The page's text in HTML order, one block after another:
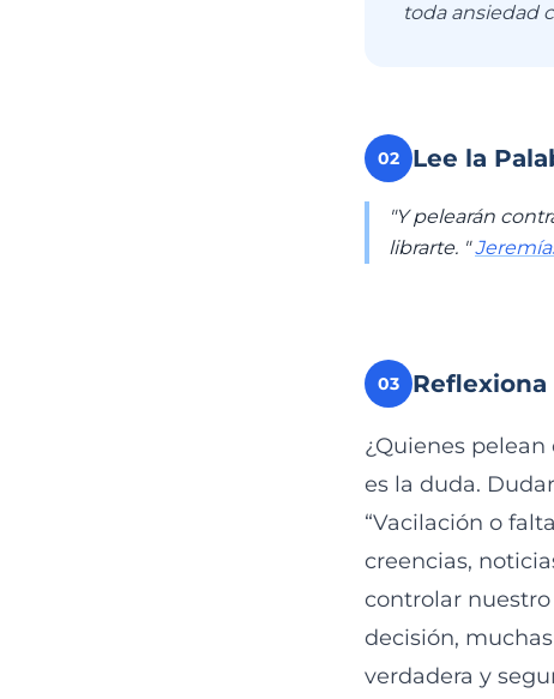
toda ansiedad
02 Lee la
"Y pelearán
librarte. "
03 Reflexiona
¿Quienes
es la duda.
“Vacilación o
creencias,
controlar
decisión,
verdadera y